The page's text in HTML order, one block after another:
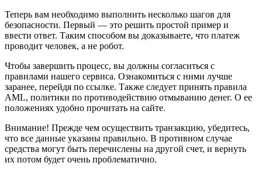
Теперь вам необходимо выполнить несколько шагов для
безопасности. Первый — это решить простой пример и
ввести ответ. Таким способом вы доказываете, что платеж
проводит человек, а не робот.
Чтобы завершить процесс, вы должны согласиться с
правилами нашего сервиса. Ознакомиться с ними лучше
заранее, перейдя по ссылке. Также следует принять правила
AML, политики по противодействию отмыванию денег. О ее
положениях удобно прочитать на сайте.
Внимание! Прежде чем осуществить транзакцию, убедитесь,
что все данные указаны правильно. В противном случае
средства могут быть перечислены на другой счет, и вернуть
их потом будет очень проблематично.